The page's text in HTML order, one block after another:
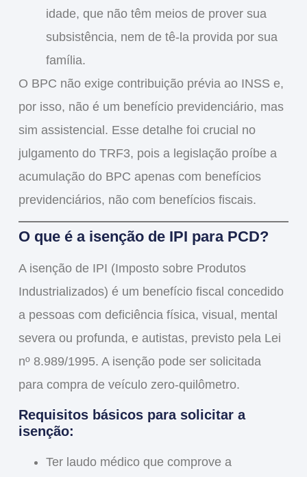
idade, que não têm meios de prover sua
subsistência, nem de tê-la provida por sua
família.
O BPC não exige contribuição prévia ao INSS e,
por isso, não é um benefício previdenciário, mas
sim assistencial . Esse detalhe foi crucial no
julgamento do TRF3, pois a legislação proíbe a
acumulação do BPC apenas com benefícios
previdenciários, não com benefícios fiscais.
O que é a isenção de IPI para PCD?
A isenção de IPI (Imposto sobre Produtos
Industrializados) é um benefício fiscal concedido
a pessoas com deficiência física, visual, mental
severa ou profunda, e autistas, previsto pela Lei
nº 8.989/1995. A isenção pode ser solicitada
para compra de veículo zero-quilômetro.
Requisitos básicos para solicitar a
isenção:
Ter laudo médico que comprove a